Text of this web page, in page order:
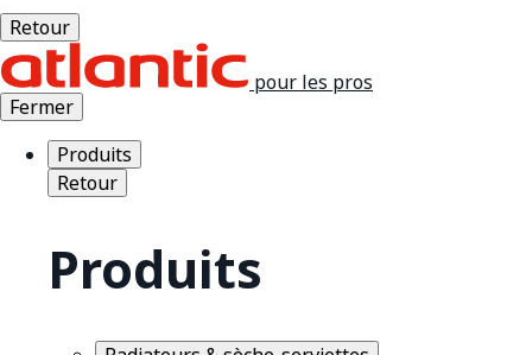
Retour
pour les pros
Fermer
Produits
Retour
Produits